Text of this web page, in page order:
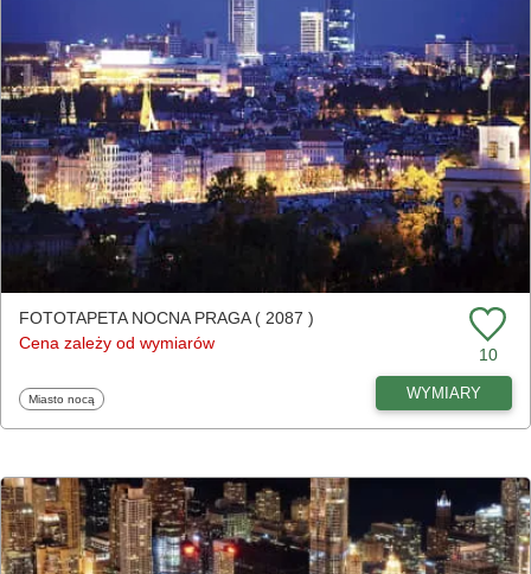
FOTOTAPETA NOCNA PRAGA ( 2087 )
Cena zależy od wymiarów
10
Fototapety
Miasto nocą WYMIARY